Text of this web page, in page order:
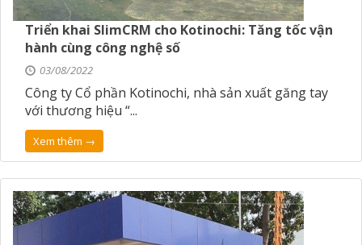
Triển khai SlimCRM cho Kotinochi: Tăng tốc vận
hành cùng công nghệ số
03/08/2022
Công ty Cổ phần Kotinochi, nhà sản xuất găng tay
với thương hiệu “...
Xem thêm →